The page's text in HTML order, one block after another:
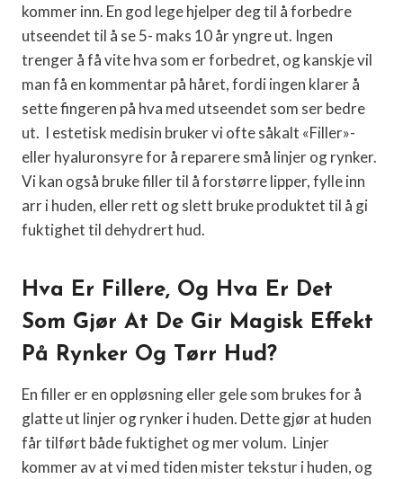
kommer inn. En god lege hjelper deg til å forbedre
utseendet til å se 5- maks 10 år yngre ut. Ingen
trenger å få vite hva som er forbedret, og kanskje vil
man få en kommentar på håret, fordi ingen klarer å
sette fingeren på hva med utseendet som ser bedre
ut. I estetisk medisin bruker vi ofte såkalt «Filler»-
eller hyaluronsyre for å reparere små linjer og rynker.
Vi kan også bruke filler til å forstørre lipper, fylle inn
arr i huden, eller rett og slett bruke produktet til å gi
fuktighet til dehydrert hud.
Hva Er Fillere, Og Hva Er Det
Som Gjør At De Gir Magisk Effekt
På Rynker Og Tørr Hud?
En filler er en oppløsning eller gele som brukes for å
glatte ut linjer og rynker i huden. Dette gjør at huden
får tilført både fuktighet og mer volum. Linjer
kommer av at vi med tiden mister tekstur i huden, og